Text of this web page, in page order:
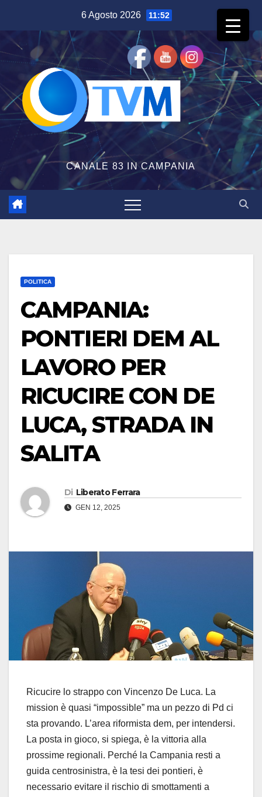
contenuto
6 Agosto 2026 11:52
CANALE 83 IN CAMPANIA
POLITICA
CAMPANIA:
PONTIERI DEM AL
LAVORO PER
RICUCIRE CON DE
LUCA, STRADA IN
SALITA
Di Liberato Ferrara
GEN 12, 2025
Ricucire lo strappo con Vincenzo De Luca. La
mission è quasi “impossible” ma un pezzo di Pd ci
sta provando. L’area riformista dem, per intendersi.
La posta in gioco, si spiega, è la vittoria alla
prossime regionali. Perché la Campania resti a
guida centrosinistra, è la tesi dei pontieri, è
necessario evitare il rischio di smottamenti a